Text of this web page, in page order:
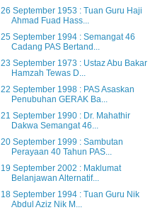
26 September 1953 : Tuan Guru Haji
Ahmad Fuad Hass...
25 September 1994 : Semangat 46
Cadang PAS Bertand...
23 September 1973 : Ustaz Abu Bakar
Hamzah Tewas D...
22 September 1998 : PAS Asaskan
Penubuhan GERAK Ba...
21 September 1990 : Dr. Mahathir
Dakwa Semangat 46...
20 September 1999 : Sambutan
Perayaan 40 Tahun PAS...
19 September 2002 : Maklumat
Belanjawan Alternatif...
18 September 1994 : Tuan Guru Nik
Abdul Aziz Nik M...